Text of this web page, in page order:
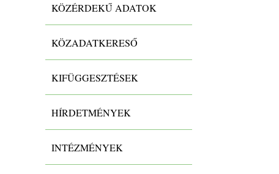
KÖZÉRDEKŰ ADATOK
KÖZADATKERESŐ
KIFÜGGESZTÉSEK
HÍRDETMÉNYEK
INTÉZMÉNYEK